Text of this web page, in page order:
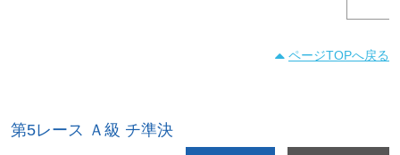
ページTOPへ戻る
第5レース Ａ級 チ準決